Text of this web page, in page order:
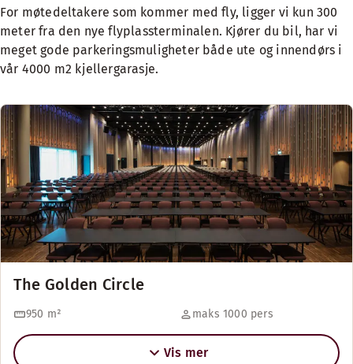
For møtedeltakere som kommer med fly, ligger vi kun 300
meter fra den nye flyplassterminalen. Kjører du bil, har vi
meget gode parkeringsmuligheter både ute og innendørs i
vår 4000 m2 kjellergarasje.
The Golden Circle
950 m² maks 1000 pers
Vis mer